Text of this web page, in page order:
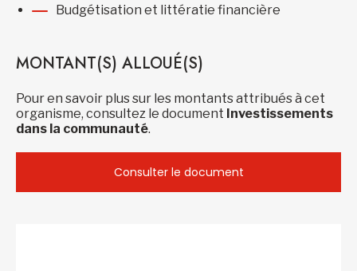
Budgétisation et littératie financière
MONTANT(S) ALLOUÉ(S)
Pour en savoir plus sur les montants attribués à cet
organisme, consultez le document Investissements
dans la communauté.
Consulter le document